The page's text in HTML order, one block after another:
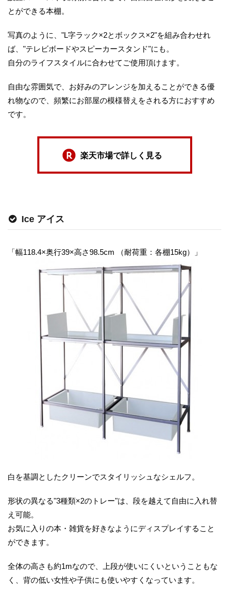
とができる本棚。
写真のように、"L字ラック×2とボックス×2"を組み合わせれ
ば、"テレビボードやスピーカースタンド"にも。
自分のライフスタイルに合わせてご使用頂けます。
自由な雰囲気で、お好みのアレンジを加えることができる優
れ物なので、頻繁にお部屋の模様替えをされる方におすすめ
です。
楽天市場で詳しく見る
Ice アイス
「幅118.4×奥行39×高さ98.5cm （耐荷重：各棚15kg）」
白を基調としたクリーンでスタイリッシュなシェルフ。
形状の異なる"3種類×2のトレー"は、段を越えて自由に入れ替
え可能。
お気に入りの本・雑貨を好きなようにディスプレイすること
ができます。
全体の高さも約1mなので、上段が使いにくいということもな
く、背の低い女性や子供にも使いやすくなっています。